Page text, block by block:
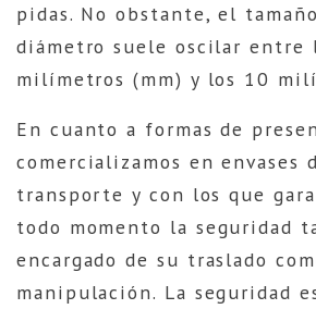
pidas. No obstante, el
diámetro suele oscilar entre
milímetros (mm) y los 10
En cuanto a formas de
comercializamos en envases
transporte y con los que
todo momento la seguridad
encargado de su traslado
manipulación. La seguridad